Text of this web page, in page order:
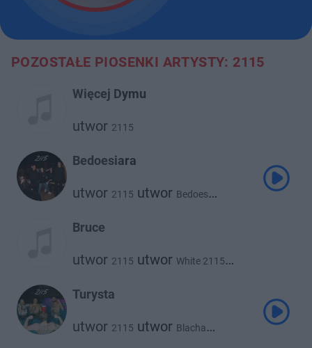
POZOSTAŁE PIOSENKI ARTYSTY: 2115
Więcej Dymu
utwor 2115
Bedoesiara
utwor 2115 utwor Bedoes
@atutowy
Bruce
utwor 2115 utwor White 2115
Kuqe 2115
Turysta
utwor 2115 utwor Blacha